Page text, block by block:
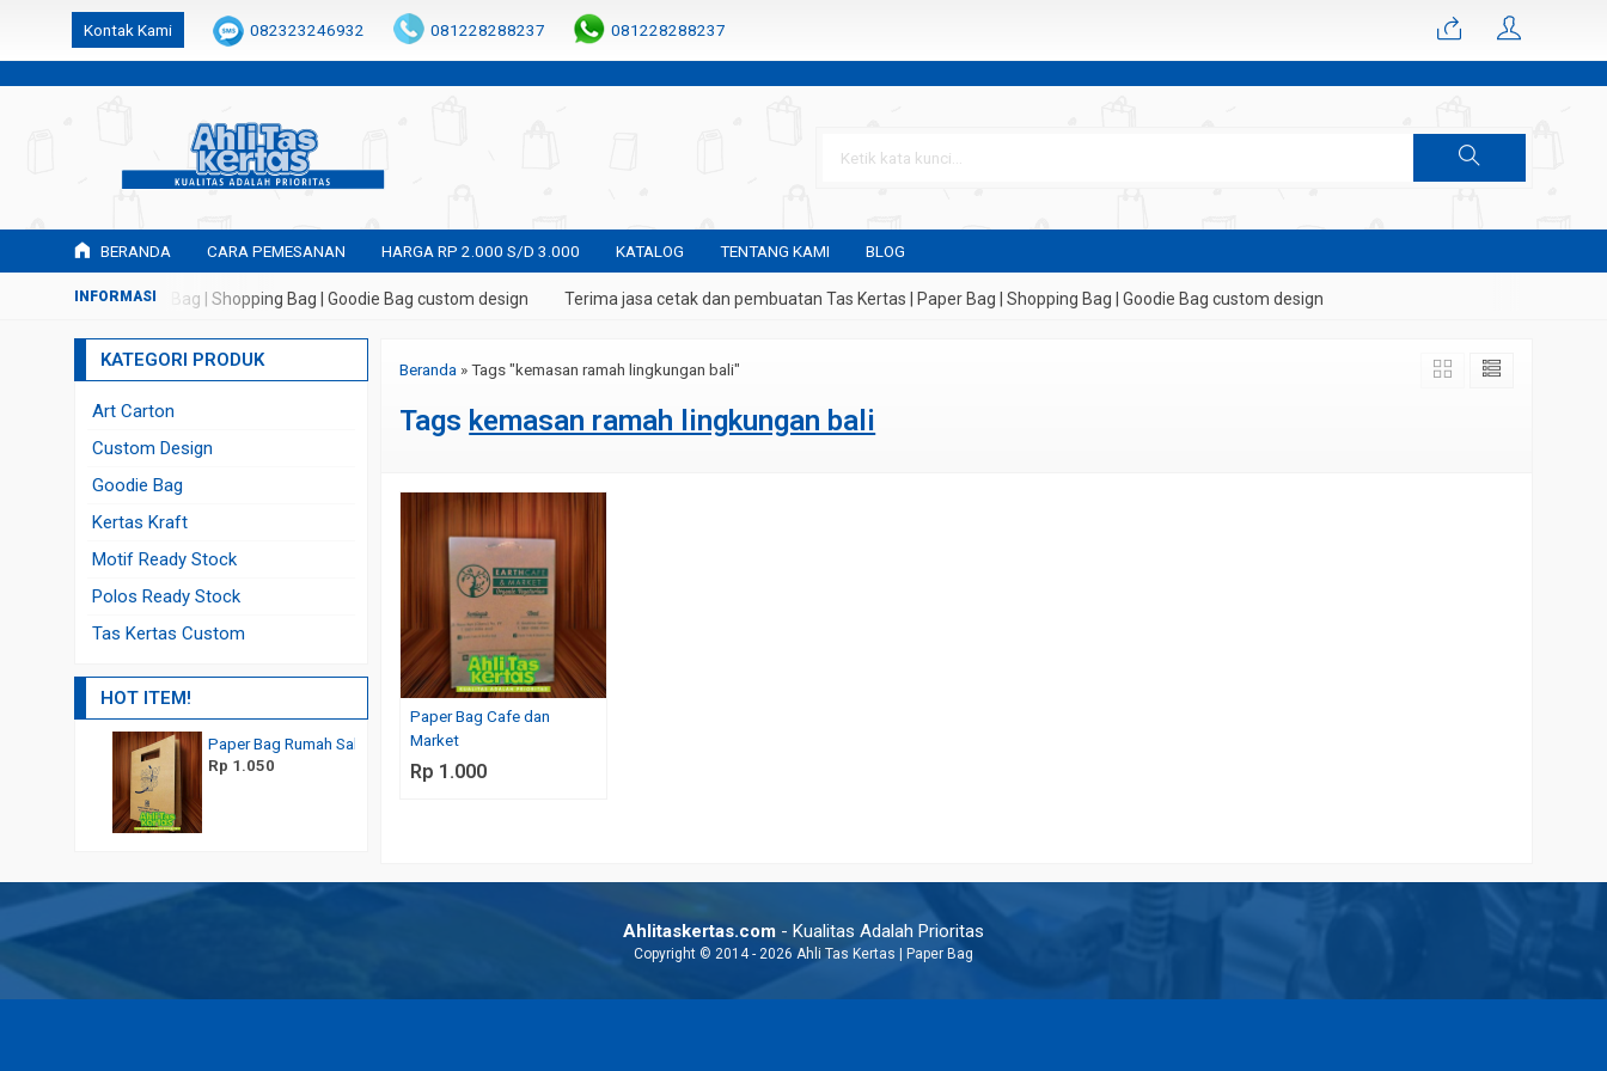
k6Ghe9jF9rmtx91MrSV7BIpW27id0SMW1kLEoe8rM2U
Kontak Kami 082323246932 081228288237 081228288237
BERANDA CARA PEMESANAN HARGA RP 2.000 S/D 3.000 KATALOG TENTANG KAMI BLOG
Kertas | Paper Bag | Shopping Bag | Goodie Bag custom design Terima jasa cetak dan pembuatan Tas Kertas | Paper Bag | Shopping Bag | Goodie Bag custom design
Beranda »Tags "kemasan ramah lingkungan bali"
Tags kemasan ramah lingkungan bali
Paper Bag Cafe dan
Market
Rp 1.000
KATEGORI PRODUK
Art Carton
Custom Design
Goodie Bag
Kertas Kraft
Motif Ready Stock
Polos Ready Stock
Tas Kertas Custom
HOT ITEM!
Paper Bag Rumah Sakit
Rp 1.050
Jual Kantong Kertas
Ahlitaskertas.com - Kualitas Adalah Prioritas
Copyright © 2014 - 2026 Ahli Tas Kertas | Paper Bag